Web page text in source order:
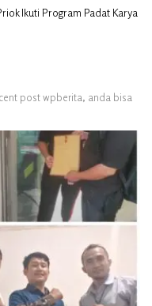
Ikuti Program Padat Karya
post wpberita, anda bisa